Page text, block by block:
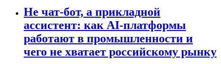
Не чат-бот, а прикладной
ассистент: как AI-платформы
работают в промышленности и
чего не хватает российскому рынку